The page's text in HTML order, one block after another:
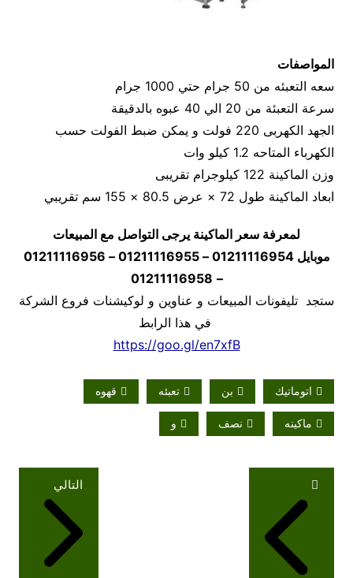
المواصفات
سعه التعبئه من 50 جرام حتي 1000 جرام
سرعة التعبئة من 20 الي 40 عبوه بالدقيقة
الجهد الكهربى 220 فولت و يمكن ضبط الفولت حسب
الكهرباء المتاحه 1.2 كيلو وات
وزن الماكينة 122 كيلوجرام تقريبى
ابعاد الماكينة طول 72 × عرض 80.5 × 155 سم تقريبي
لمعرفة سعر الماكينة يرجى التواصل مع المبيعات
موبايل01211116954 – 01211116955 – 01211116956
–
01211116958
ستجد تليفونات المبيعات و عناوين و لوكيشنات فروع الشركة
في هذا الرابط
https://goo.gl/en7xfB
اتوماتيك بن تعبئه قهوه
ماكينه نصف و
تصفّح
المقالات
التالي